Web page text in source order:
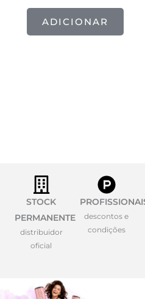
ADICIONAR
STOCK
PERMANENTE
distribuidor
oficial
descontos e
condições